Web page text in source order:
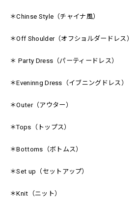
＊Chinse Style（チャイナ風）
＊Off Shoulder（オフショルダードレス）
＊ Party Dress（パーティードレス）
＊Eveninng Dress（イブニングドレス）
＊Outer（アウター）
＊Tops（トップス）
＊Bottoms（ボトムス）
＊Set up（セットアップ）
＊Knit（ニット）